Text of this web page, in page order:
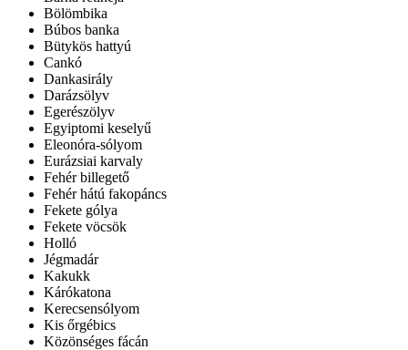
Bölömbika
Búbos banka
Bütykös hattyú
Cankó
Dankasirály
Darázsölyv
Egerészölyv
Egyiptomi keselyű
Eleonóra-sólyom
Eurázsiai karvaly
Fehér billegető
Fehér hátú fakopáncs
Fekete gólya
Fekete vöcsök
Holló
Jégmadár
Kakukk
Kárókatona
Kerecsensólyom
Kis őrgébics
Közönséges fácán